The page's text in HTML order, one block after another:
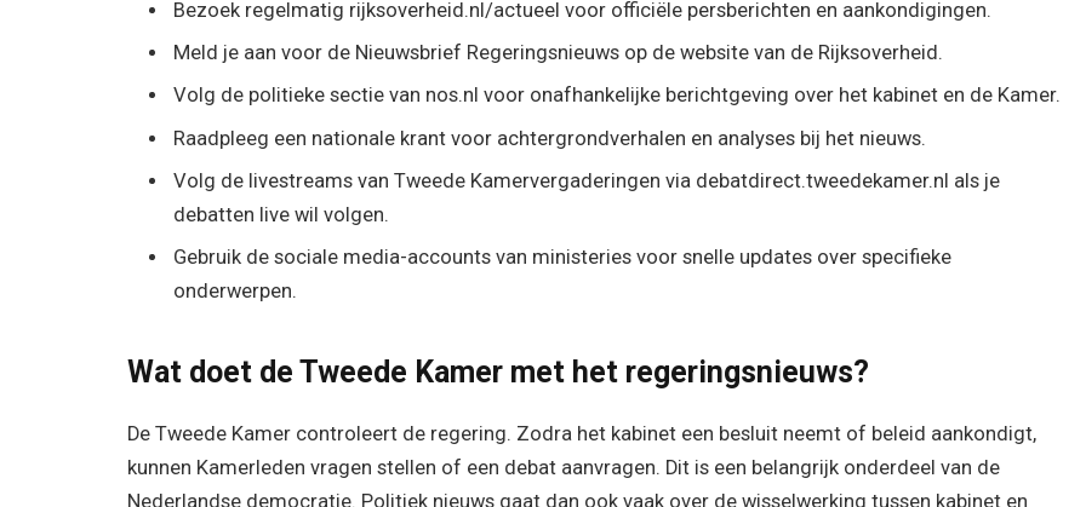
Bezoek regelmatig rijksoverheid.nl/actueel voor officiële persberichten en aankondigingen.
Meld je aan voor de Nieuwsbrief Regeringsnieuws op de website van de Rijksoverheid.
Volg de politieke sectie van nos.nl voor onafhankelijke berichtgeving over het kabinet en de Kamer.
Raadpleeg een nationale krant voor achtergrondverhalen en analyses bij het nieuws.
Volg de livestreams van Tweede Kamervergaderingen via debatdirect.tweedekamer.nl als je
debatten live wil volgen.
Gebruik de sociale media-accounts van ministeries voor snelle updates over specifieke
onderwerpen.
Wat doet de Tweede Kamer met het regeringsnieuws?
De Tweede Kamer controleert de regering. Zodra het kabinet een besluit neemt of beleid aankondigt,
kunnen Kamerleden vragen stellen of een debat aanvragen. Dit is een belangrijk onderdeel van de
Nederlandse democratie. Politiek nieuws gaat dan ook vaak over de wisselwerking tussen kabinet en